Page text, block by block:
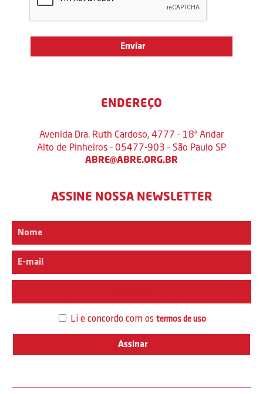
ENDEREÇO
Avenida Dra. Ruth Cardoso, 4777 – 18º Andar
Alto de Pinheiros – 05477-903 – São Paulo SP
ABRE@ABRE.ORG.BR
ASSINE NOSSA NEWSLETTER
Li e concordo com os termos de uso